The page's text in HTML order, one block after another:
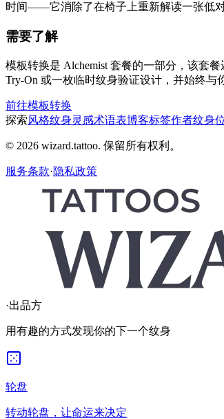
时间——它消除了在椅子上重新解读一张低对
需要了解
模板转换是 Alchemist 套餐的一部分，该套
Try-On 或一枚临时纹身验证设计，并始终与
前往模板转换
探索风格纹身灵感术语表博客标签作者纹身
© 2026 wizard.tattoo. 保留所有权利。
服务条款·隐私政策
·出品方
用有趣的方式发现你的下一个纹身
轮盘
转动轮盘，让命运来决定